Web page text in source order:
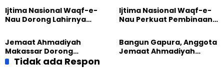
Pengabdian
Dunia
Ijtima Nasional Waqf-e-
Nau Dorong Lahirnya
yang Militan
Ijtima Nasional Waqf-e-
Nau Perkuat Pembinaan
Masa Depan
Jemaat Ahmadiyah
Makassar Dorong
Kesadaran Lingkungan
Lewat Edukasi Ekoteologi
Bangun Gapura, Anggota
Jemaat Ahmadiyah
Tidak ada Respon